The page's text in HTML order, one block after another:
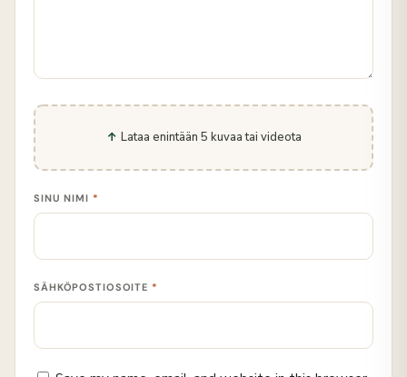
Lataa enintään 5 kuvaa tai videota
SINU NIMI *
SÄHKÖPOSTIOSOITE *